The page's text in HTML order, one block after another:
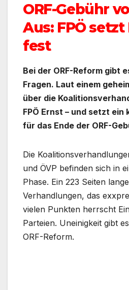
ORF-Gebühr
Aus: FPÖ
fest
Bei der ORF-Reform gibt
Fragen. Laut einem
über die
FPÖ Ernst – und setzt
für das Ende der ORF-
Die
und ÖVP befinden sich in
Phase. Ein 223 Seiten
Verhandlungen, das
vielen Punkten herrscht
Parteien. Uneinigkeit gibt
ORF-Reform.